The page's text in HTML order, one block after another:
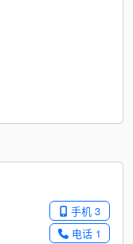
手机 3
电话 1